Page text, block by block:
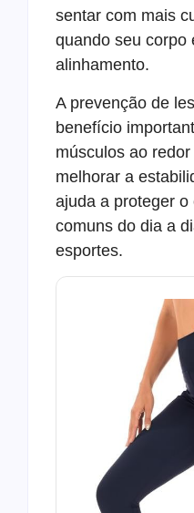
sentar com mais
quando seu corpo
alinhamento.
A prevenção de
benefício
músculos ao
melhorar a
ajuda a proteger
comuns do dia a
esportes.